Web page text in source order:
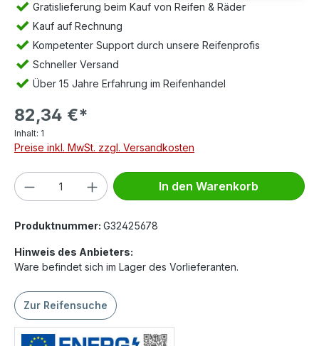
Gratislieferung beim Kauf von Reifen & Räder
Kauf auf Rechnung
Kompetenter Support durch unsere Reifenprofis
Schneller Versand
Über 15 Jahre Erfahrung im Reifenhandel
82,34 €*
Inhalt: 1
Preise inkl. MwSt. zzgl. Versandkosten
Produkt Anzahl: Gib den gewünschten
In den Warenkorb
Produktnummer: G32425678
Hinweis des Anbieters:
Ware befindet sich im Lager des Vorlieferanten.
Zur Reifensuche